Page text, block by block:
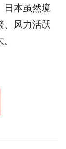
日本虽然境
、风力活跃